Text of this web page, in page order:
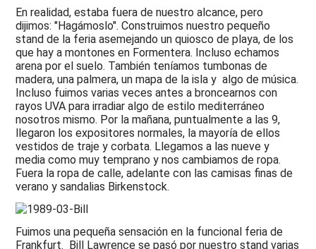
En realidad, estaba fuera de nuestro alcance, pero
dijimos: "Hagámoslo". Construimos nuestro pequeño
stand de la feria asemejando un quiosco de playa, de los
que hay a montones en Formentera. Incluso echamos
arena por el suelo. También teníamos tumbonas de
madera, una palmera, un mapa de la isla y algo de música.
Incluso fuimos varias veces antes a broncearnos con
rayos UVA para irradiar algo de estilo mediterráneo
nosotros mismo. Por la mañana, puntualmente a las 9,
llegaron los expositores normales, la mayoría de ellos
vestidos de traje y corbata. Llegamos a las nueve y
media como muy temprano y nos cambiamos de ropa.
Fuera la ropa de calle, adelante con las camisas finas de
verano y sandalias Birkenstock.
Fuimos una pequeña sensación en la funcional feria de
Frankfurt. Bill Lawrence se pasó por nuestro stand varias